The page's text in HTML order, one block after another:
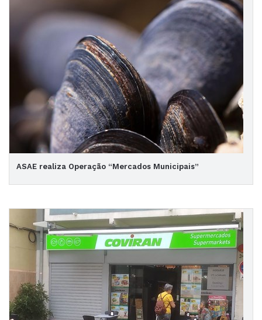
ASAE realiza Operação “Mercados Municipais”